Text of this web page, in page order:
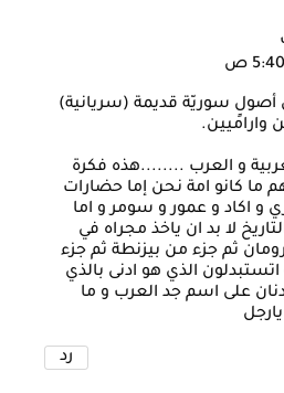
سوريّة قديمة (سريانية)
واراميين.
و العرب ........هذه فكرة
ما كانو امة نحن إما حضارات
و اكاد و عمور و سومر و اما
لا بد ان ياخذ مجراه في
ثم جزء من بيزنطة ثم جزء
الذي هو ادنى بالذي
على اسم جد العرب و ما
رد